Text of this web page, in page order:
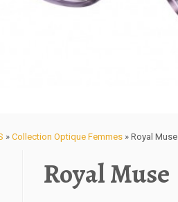
» Collection Optique Femmes » Royal Muse
Royal Muse